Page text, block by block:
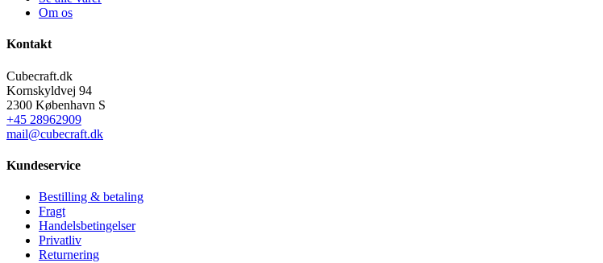
Om os
Kontakt
Cubecraft.dk
Kornskyldvej 94
2300 København S
+45 28962909
mail@cubecraft.dk
Kundeservice
Bestilling & betaling
Fragt
Handelsbetingelser
Privatliv
Returnering